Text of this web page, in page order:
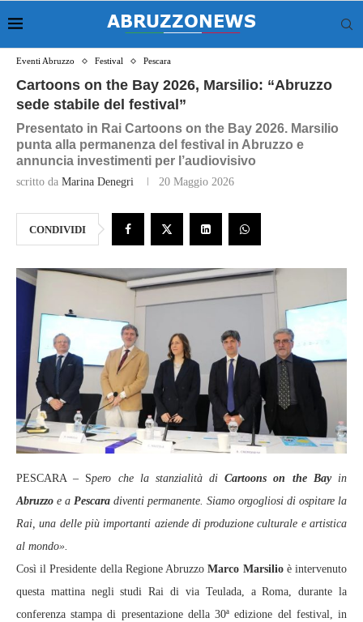
Eventi Abruzzo Festival Pescara
Cartoons on the Bay 2026, Marsilio: “Abruzzo
sede stabile del festival”
Presentato in Rai Cartoons on the Bay 2026. Marsilio
punta alla permanenza del festival in Abruzzo e
annuncia investimenti per l’audiovisivo
scritto da Marina Denegri 20 Maggio 2026
CONDIVIDI
PESCARA – Spero che la stanzialità diCartoons on the Bayin
Abruzzo e a Pescara diventi permanente. Siamo orgogliosi di ospitare la
Rai, una delle più importanti aziende di produzione culturale e artistica
al mondo».
Così il Presidente della Regione Abruzzo Marco Marsilioè intervenuto
questa mattina negli studi Rai di via Teulada, a Roma, durante la
conferenza stampa di presentazione della 30ª edizione del festival, in